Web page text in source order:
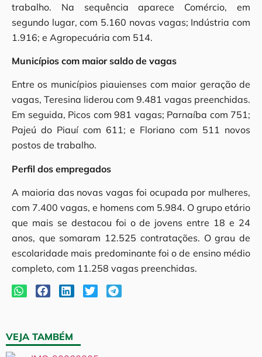
trabalho. Na sequência aparece Comércio, em
segundo lugar, com 5.160 novas vagas; Indústria com
1.916; e Agropecuária com 514.
Municípios com maior saldo de vagas
Entre os municípios piauienses com maior geração de
vagas, Teresina liderou com 9.481 vagas preenchidas.
Em seguida, Picos com 981 vagas; Parnaíba com 751;
Pajeú do Piauí com 611; e Floriano com 511 novos
postos de trabalho.
Perfil dos empregados
A maioria das novas vagas foi ocupada por mulheres,
com 7.400 vagas, e homens com 5.984. O grupo etário
que mais se destacou foi o de jovens entre 18 e 24
anos, que somaram 12.525 contratações. O grau de
escolaridade mais predominante foi o de ensino médio
completo, com 11.258 vagas preenchidas.
VEJA TAMBÉM